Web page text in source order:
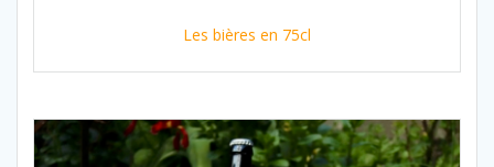
Les bières en 75cl